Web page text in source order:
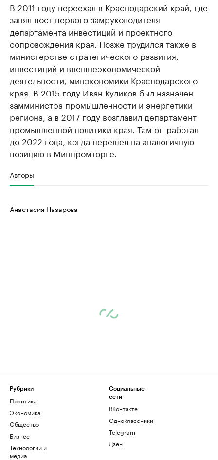
В 2011 году переехал в Краснодарский край, где
занял пост первого замруководителя
департамента инвестиций и проектного
сопровождения края. Позже трудился также в
министерстве стратегического развития,
инвестиций и внешнеэкономической
деятельности, минэкономики Краснодарского
края. В 2015 году Иван Куликов был назначен
замминистра промышленности и энергетики
региона, а в 2017 году возглавил департамент
промышленной политики края. Там он работал
до 2022 года, когда перешел на аналогичную
позицию в Минпромторге.
Авторы
Анастасия Назарова
Рубрики
Политика
Экономика
Общество
Бизнес
Технологии и
медиа
Социальные
сети
ВКонтакте
Одноклассники
Telegram
Дзен